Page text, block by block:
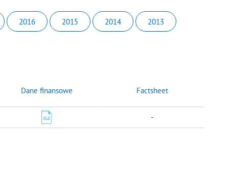
2016 2015 2014 2013
Dane finansowe Factsheet
-